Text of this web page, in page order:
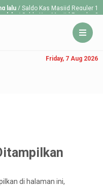
lalu/ Saldo Kas Masjid Reguler 13
lalu/ Saldo Kas Masjid Reguler 30
lalu
/ Saldo Kas Masjid Reguler
Friday, 7 Aug 2026
di halaman ini,